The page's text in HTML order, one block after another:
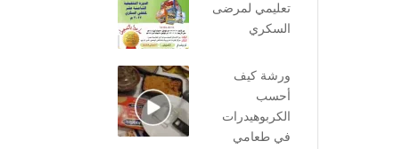
تعليمي لمرضى
السكري
ورشة كيف
أحسب
الكربوهيدرات
في طعامي